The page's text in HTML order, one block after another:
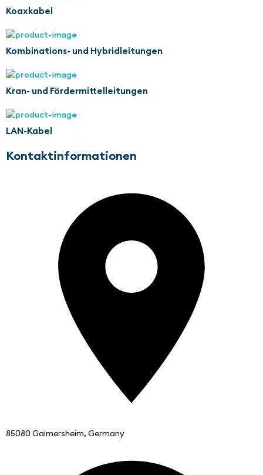
Koaxkabel
Kombinations- und Hybridleitungen
Kran- und Fördermittelleitungen
LAN-Kabel
Kontaktinformationen
85080 Gaimersheim, Germany